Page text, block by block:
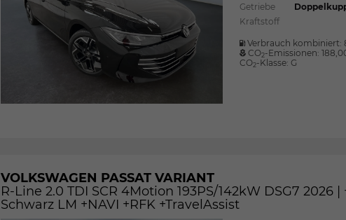
Getriebe
Kraftstoff
Verbrauch kombiniert:
CO2-Emissionen:
CO2-Klasse: G
VOLKSWAGEN PASSAT VARIANT
R-Line 2.0 TDI SCR 4Motion 193PS/142kW DSG7 2026
Schwarz LM +NAVI +RFK +TravelAssist